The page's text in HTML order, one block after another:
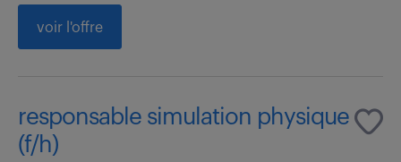
voir l'offre
responsable simulation physique
(f/h)